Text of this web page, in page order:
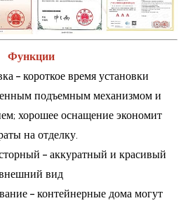
Функции
– короткое время установки
подъемным механизмом и
хорошее оснащение экономит
на отделку.
– аккуратный и красивый
вид
– контейнерные дома могут